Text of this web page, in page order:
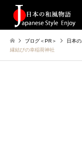
ブログ＜PR＞ 日本
縁結びの幸稲荷神社